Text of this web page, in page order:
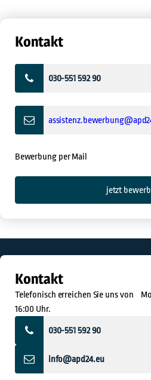
Kontakt
030-551 592 90
Bewerbung per Mail
jetzt
Kontakt
Telefonisch erreichen Sie uns von
16:00 Uhr.
030-551 592 90
info@apd24.eu